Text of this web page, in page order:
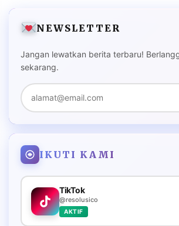
NEWSLETTER
Jangan lewatkan berita terbaru!
sekarang.
IKUTI KAMI
TikTok
@resolusico
AKTIF